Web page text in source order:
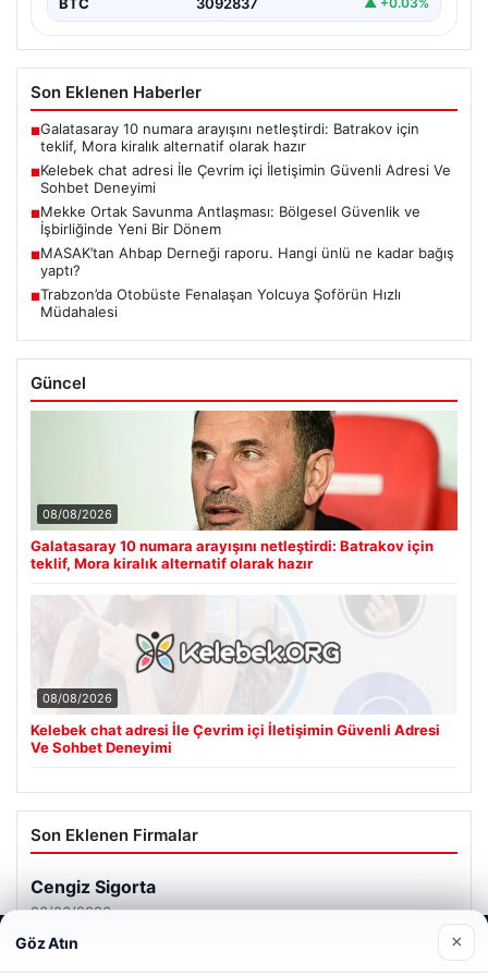
Son Eklenen Haberler
■Galatasaray 10 numara arayışını netleştirdi: Batrakov için
teklif, Mora kiralık alternatif olarak hazır
■Kelebek chat adresi İle Çevrim içi İletişimin Güvenli Adresi Ve
Sohbet Deneyimi
■Mekke Ortak Savunma Antlaşması: Bölgesel Güvenlik ve
İşbirliğinde Yeni Bir Dönem
■MASAK’tan Ahbap Derneği raporu. Hangi ünlü ne kadar bağış
yaptı?
■Trabzon’da Otobüste Fenalaşan Yolcuya Şoförün Hızlı
Müdahalesi
Güncel
08/08/2026
Galatasaray 10 numara arayışını netleştirdi: Batrakov için
teklif, Mora kiralık alternatif olarak hazır
08/08/2026
Kelebek chat adresi İle Çevrim içi İletişimin Güvenli Adresi
Ve Sohbet Deneyimi
Son Eklenen Firmalar
Cengiz Sigorta
23/06/2026
Web sitemizi nasıl kullandığınızı daha iyi anlayabilmek,
deneyiminizi kişiselleştirmek ve geliştirmek amacıyla çerezler
Göz Atın ×